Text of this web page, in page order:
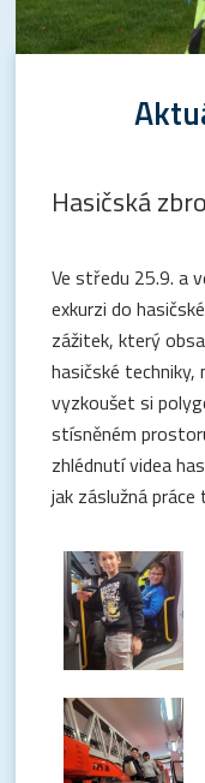
Hasičská
Ve středu 25.9. a
exkurzi do
zážitek, který
hasičské
vyzkoušet si
stísněném
zhlédnutí videa
jak záslužná práce